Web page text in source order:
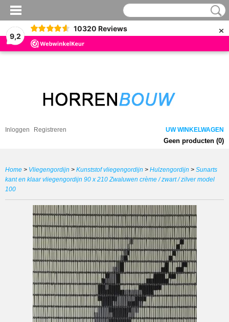
9,2
10320 Reviews ×
Inloggen Registreren UW WINKELWAGEN
Geen producten (0)
Home > Vliegengordijn > Kunststof vliegengordijn > Hulzengordijn > Sunarts
kant en klaar vliegengordijn 90 x 210 Zwaluwen crème / zwart / zilver model
100